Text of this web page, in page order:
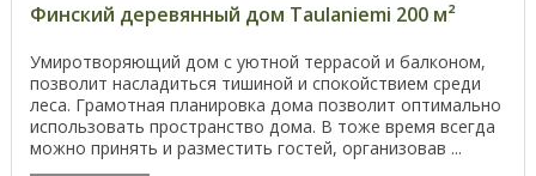
Финский деревянный дом Taulaniemi 200 м²
Умиротворяющий дом с уютной террасой и балконом,
позволит насладиться тишиной и спокойствием среди
леса. Грамотная планировка дома позволит оптимально
использовать пространство дома. В тоже время всегда
можно принять и разместить гостей, организовав ...